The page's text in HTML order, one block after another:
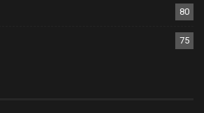
80
75